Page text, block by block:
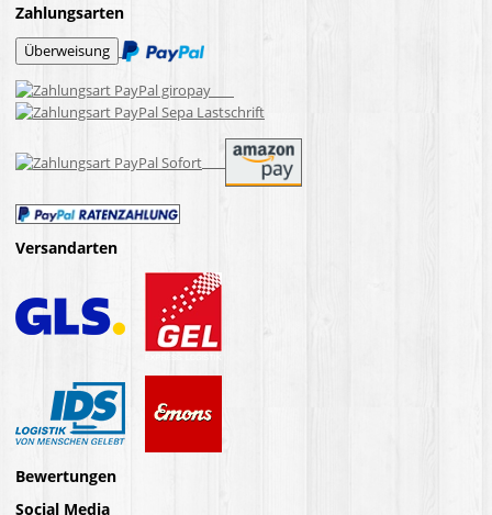
Zahlungsarten
Versandarten
Bewertungen
Social Media